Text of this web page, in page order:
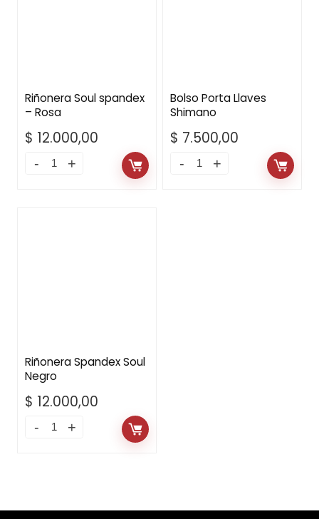
Riñonera Soul spandex
– Rosa
$ 12.000,00
Bolso Porta Llaves
Shimano
$ 7.500,00
Riñonera Spandex Soul
Negro
$ 12.000,00